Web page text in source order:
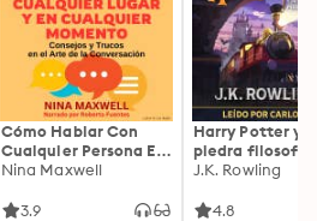
Cómo Hablar Con
Cualquier Persona En
Cualquier Lugar Y En
Nina Maxwell
3.9
Harry Potter y
piedra filosofal
J.K. Rowling
4.8